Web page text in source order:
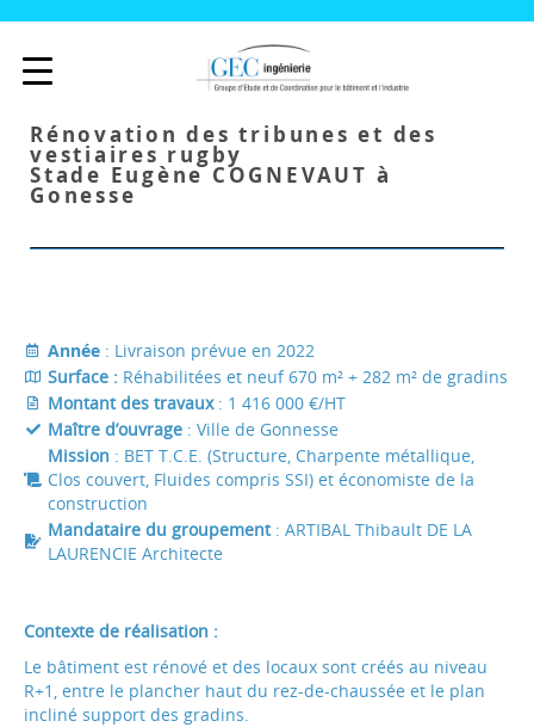
Rénovation des tribunes et des
vestiaires rugby
Stade Eugène COGNEVAUT à
Gonesse
Année : Livraison prévue en 2022
Surface : Réhabilitées et neuf 670 m² + 282 m² de gradins
Montant des travaux: 1 416 000 €/HT
Maître d’ouvrage : Ville de Gonnesse
Mission : BET T.C.E. (Structure, Charpente métallique,
Clos couvert, Fluides compris SSI) et économiste de la
construction
Mandataire du groupement: ARTIBAL Thibault DE LA
LAURENCIE Architecte
Contexte de réalisation :
Le bâtiment est rénové et des locaux sont créés au niveau
R+1, entre le plancher haut du rez-de-chaussée et le plan
incliné support des gradins.